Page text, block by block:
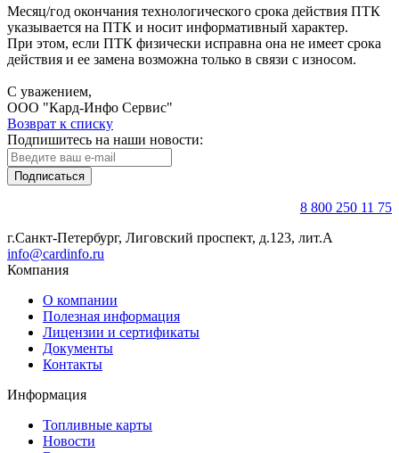
Месяц/год окончания технологического срока действия ПТК
указывается на ПТК и носит информативный характер.
При этом, если ПТК физически исправна она не имеет срока
действия и ее замена возможна только в связи с износом.
С уважением,
ООО "Кард-Инфо Сервис"
Возврат к списку
Подпишитесь на наши новости:
Подписаться
8 800 250 11 75
г.Санкт-Петербург, Лиговский проспект, д.123, лит.А
info@cardinfo.ru
Компания
О компании
Полезная информация
Лицензии и сертификаты
Документы
Контакты
Информация
Топливные карты
Новости